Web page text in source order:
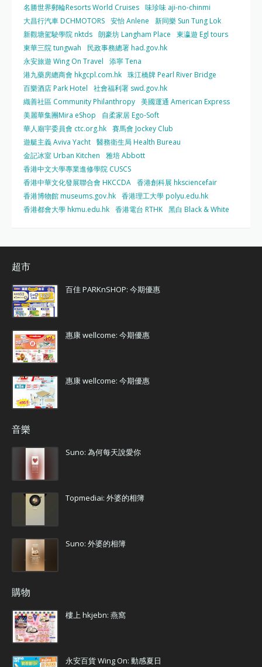
名勝世界郵輪Resorts World Cruises 味珍味 aji-no-chinmi
大昌行汽車 DCHMOTORS 安怡 Anlene
新同樂 Sun Tung Lok
新觀塘駕駛學院 nktds 朗豪坊 Langham Place
東瀛遊 Egl tours
東華三院 tungwah
民政事務總署 had.gov.hk
永安旅遊 Wing On Travel
添寧 Tena
港九藥房總商會 hkgcpl.com.hk 珠江橋牌 Pearl River Bridge
百樂酒店 Park Hotel
社會福利署 swd.gov.hk
織善社區 Community Philanthropy 美國運通 American Express
美麗華集團Mira eShop
自柔家居 Ego-Soft
華人廟宇委員會 ctc.org.hk 賽馬會 Jockey Club
遊艇主義 Aviva Yacht 醫務衛生局 Health Bureau
金記冰室 Urban Kitchen
雅培 Abbott
香港中文大學專業進修學院 CUSCS
香港中華文化發展聯合會 HKCCDA 香港創科展 hksciencefair
香港博物館 museums.gov.hk 香港理工大學 polyu.edu.hk
香港都會大學 hkmu.edu.hk 香港電台 RTHK 黑白 Black & White
超市
百佳 PARKnSHOP: 今期優惠
惠康 wellcome: 今期優惠
惠康 wellcome: 今期優惠
音樂
Suno: 為何每天說愛你
Topmediai: 外婆的相簿
Suno: 外婆的相簿
購物
樓上 hkjebn: 燕窩
永安百貨 Wing On: 動感夏日